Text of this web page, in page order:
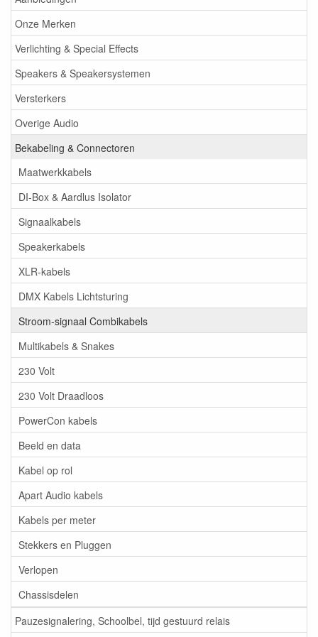
Onze Merken
Verlichting & Special Effects
Speakers & Speakersystemen
Versterkers
Overige Audio
Bekabeling & Connectoren
Maatwerkkabels
DI-Box & Aardlus Isolator
Signaalkabels
Speakerkabels
XLR-kabels
DMX Kabels Lichtsturing
Stroom-signaal Combikabels
Multikabels & Snakes
230 Volt
230 Volt Draadloos
PowerCon kabels
Beeld en data
Kabel op rol
Apart Audio kabels
Kabels per meter
Stekkers en Pluggen
Verlopen
Chassisdelen
Pauzesignalering, Schoolbel, tijd gestuurd relais